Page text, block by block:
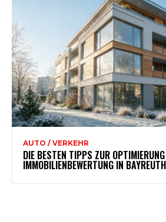
AUTO / VERKEHR
DIE BESTEN TIPPS ZUR
IMMOBILIENBEWERTUNG IN